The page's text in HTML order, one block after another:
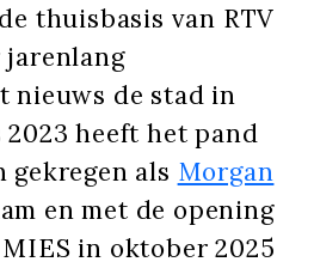
thuisbasis van RTV
jarenlang
nieuws de stad in
heeft het pand
gekregen als Morgan
en met de opening
in oktober 2025